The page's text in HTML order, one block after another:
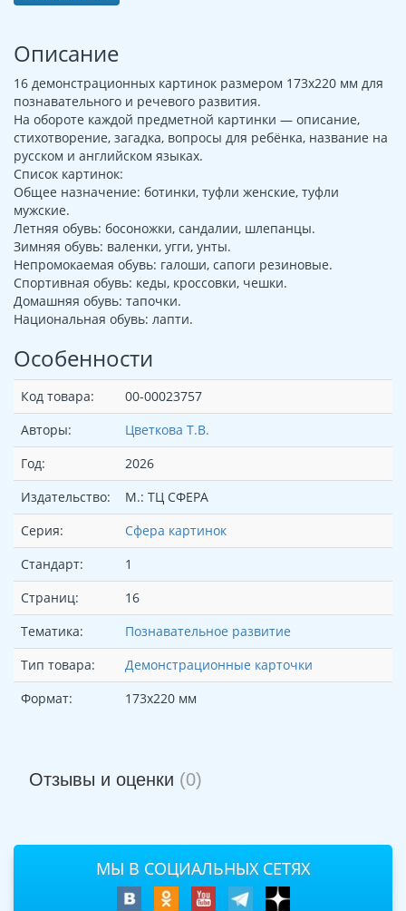
Описание
16 демонстрационных картинок размером 173х220 мм для
познавательного и речевого развития.
На обороте каждой предметной картинки — описание,
стихотворение, загадка, вопросы для ребёнка, название на
русском и английском языках.
Список картинок:
Общее назначение: ботинки, туфли женские, туфли
мужские.
Летняя обувь: босоножки, сандалии, шлепанцы.
Зимняя обувь: валенки, угги, унты.
Непромокаемая обувь: галоши, сапоги резиновые.
Спортивная обувь: кеды, кроссовки, чешки.
Домашняя обувь: тапочки.
Национальная обувь: лапти.
Особенности
Код товара:
00-00023757
Авторы:
Цветкова Т.В.
Год:
2026
Издательство:
М.: ТЦ СФЕРА
Серия:
Сфера картинок
Стандарт:
1
Страниц:
16
Тематика:
Познавательное развитие
Тип товара:
Демонстрационные карточки
Формат:
173х220 мм
Отзывы и оценки (0)
МЫ В СОЦИАЛЬНЫХ СЕТЯХ